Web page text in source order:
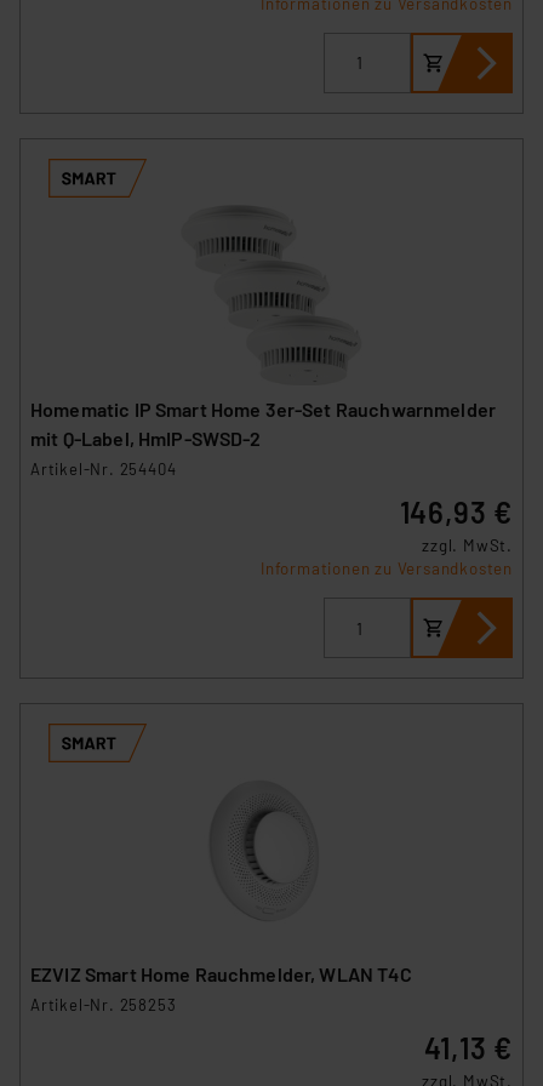
Überwachungsprogrammen verarbeiten, ohne dass
hiergegen Klagemöglichkeiten für Europäer bestehen.
Europäischen Kommission sowie einer eigenen
Beurteilung der mit der Datenübermittlung,
insbesondere der Art der übermittelten Daten,
Datenschutzerklärung
Homematic IP Smart Home 3er-Set Rauchwarnmelder
mit Q-Label, HmIP-SWSD-2
Artikel-Nr. 254404
146,93 €
zzgl. MwSt.
Informationen zu Versandkosten
EZVIZ Smart Home Rauchmelder, WLAN T4C
Artikel-Nr. 258253
41,13 €
zzgl. MwSt.